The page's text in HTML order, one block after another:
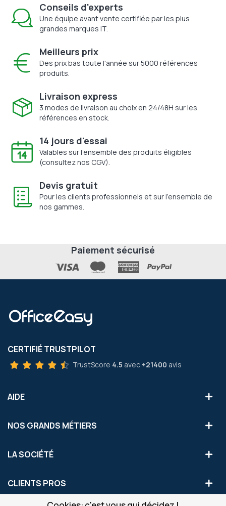
Conseils d'experts
Une équipe avant vente certifiée par les plus
grandes marques IT.
Meilleurs prix
Des prix bas toute l'année sur 5000 références
produits.
Livraison express
3 modes de livraison au choix en 24/48H sur les
références en stock.
14 jours d'essai
Valables sur l'ensemble des produits éligibles
(consultez nos CGV).
Devis gratuit
Pour les clients professionnels et sur l'ensemble de
nos gammes.
Paiement sécurisé
CERTIFIÉ TRUSTPILOT
TrustScore 4.5 avec +21400 avis
AIDE
NOS GRANDS MÉTIERS
LA SOCIÉTÉ
CLIENTS PROS